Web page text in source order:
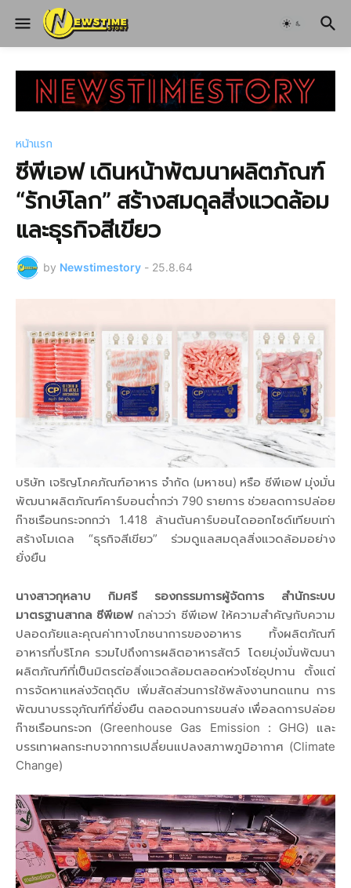
หน้าแรก
ซีพีเอฟ เดินหน้าพัฒนาผลิตภัณฑ์
“รักษ์โลก” สร้างสมดุลสิ่งแวดล้อม
และธุรกิจสีเขียว
by Newstimestory - 25.8.64
บริษัท เจริญโภคภัณฑ์อาหาร จำกัด (มหาชน) หรือ ซีพีเอฟ มุ่งมั่น
พัฒนาผลิตภัณฑ์คาร์บอนต่ำกว่า 790 รายการ ช่วยลดการปล่อย
ก๊าซเรือนกระจกกว่า 1.418 ล้านตันคาร์บอนไดออกไซด์เทียบเท่า
สร้างโมเดล “ธุรกิจสีเขียว” ร่วมดูแลสมดุลสิ่งแวดล้อมอย่าง
ยั่งยืน
นางสาวกุหลาบ กิมศรี รองกรรมการผู้จัดการ สำนักระบบ
มาตรฐานสากล ซีพีเอฟกล่าวว่า ซีพีเอฟ ให้ความสำคัญกับความ
ปลอดภัยและคุณค่าทางโภชนาการของอาหาร ทั้งผลิตภัณฑ์
อาหารที่บริโภค รวมไปถึงการผลิตอาหารสัตว์ โดยมุ่งมั่นพัฒนา
ผลิตภัณฑ์ที่เป็นมิตรต่อสิ่งแวดล้อมตลอดห่วงโซ่อุปทาน ตั้งแต่
การจัดหาแหล่งวัตถุดิบ เพิ่มสัดส่วนการใช้พลังงานทดแทน การ
พัฒนาบรรจุภัณฑ์ที่ยั่งยืน ตลอดจนการขนส่ง เพื่อลดการปล่อย
ก๊าซเรือนกระจก (Greenhouse Gas Emission : GHG) และ
บรรเทาผลกระทบจากการเปลี่ยนแปลงสภาพภูมิอากาศ (Climate
Change)